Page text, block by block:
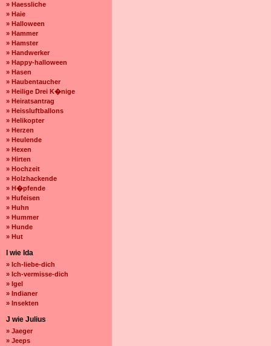
» Haessliche
» Haie
» Halloween
» Hammer
» Hamster
» Handwerker
» Happy-halloween
» Hasen
» Haubentaucher
» Heilige Drei K�nige
» Heiratsantrag
» Heissluftballons
» Helikopter
» Herzen
» Heulende
» Hexen
» Hirten
» Hochzeit
» Holzhackende
» H�pfende
» Hufeisen
» Huhn
» Hummer
» Hunde
» Hut
I wie Ida
» Ich-liebe-dich
» Ich-vermisse-dich
» Igel
» Indianer
» Insekten
J wie Julius
» Jaeger
» Jeeps